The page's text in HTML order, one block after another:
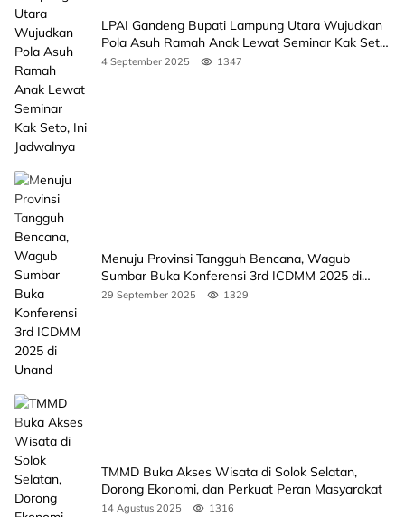
LPAI Gandeng Bupati Lampung Utara Wujudkan
Pola Asuh Ramah Anak Lewat Seminar Kak Seto,
Ini Jadwalnya
4 September 2025 1347
Menuju Provinsi Tangguh Bencana, Wagub
Sumbar Buka Konferensi 3rd ICDMM 2025 di
Unand
29 September 2025 1329
TMMD Buka Akses Wisata di Solok Selatan,
Dorong Ekonomi, dan Perkuat Peran Masyarakat
14 Agustus 2025 1316